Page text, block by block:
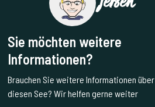
Sie möchten weitere
Informationen?
Brauchen Sie weitere Informationen über
diesen See? Wir helfen gerne weiter